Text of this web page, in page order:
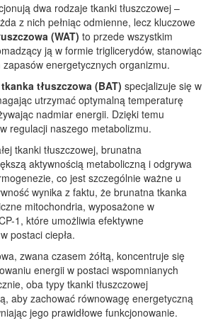
dwa rodzaje tkanki tłuszczowej –
z nich pełniąc odmienne, lecz kluczowe
(WAT) to przede wszystkim
ją w formie triglicerydów, stanowiąc
zapasów energetycznych organizmu.
tłuszczowa (BAT) specjalizuje się w
utrzymać optymalną temperaturę
nadmiar energii. Dzięki temu
regulacji naszego metabolizmu.
tkanki tłuszczowej, brunatna
aktywnością metaboliczną i odgrywa
co jest szczególnie ważne u
wynika z faktu, że brunatna tkanka
mitochondria, wyposażone w
1, które umożliwia efektywne
postaci ciepła.
zwana czasem żółtą, koncentruje się
energii w postaci wspomnianych
oba typy tkanki tłuszczowej
aby zachować równowagę energetyczną
jego prawidłowe funkcjonowanie.